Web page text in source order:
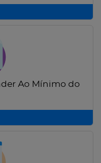
Ao Mínimo do